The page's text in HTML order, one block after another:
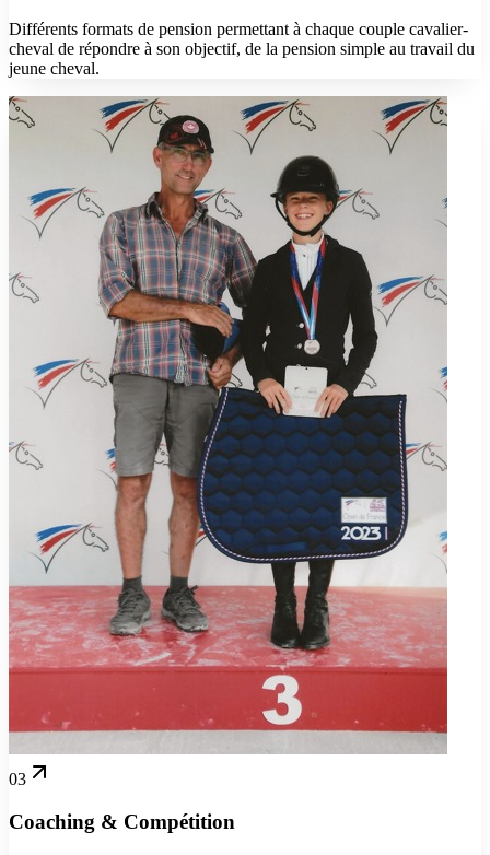
Différents formats de pension permettant à chaque couple cavalier-
cheval de répondre à son objectif, de la pension simple au travail du
jeune cheval.
03
Coaching & Compétition